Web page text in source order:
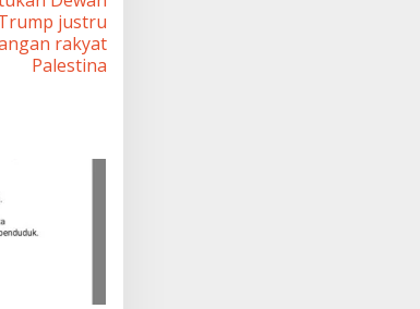
justru
rakyat
Palestina